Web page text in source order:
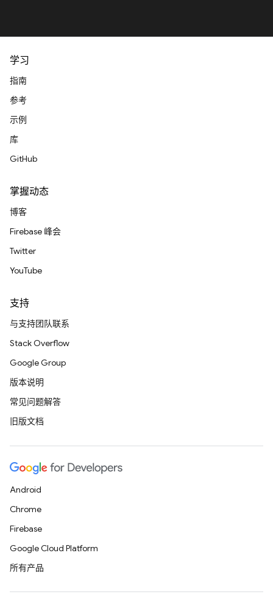
学习
指南
参考
示例
库
GitHub
掌握动态
博客
Firebase 峰会
Twitter
YouTube
支持
与支持团队联系
Stack Overflow
Google Group
版本说明
常见问题解答
旧版文档
Android
Chrome
Firebase
Google Cloud Platform
所有产品